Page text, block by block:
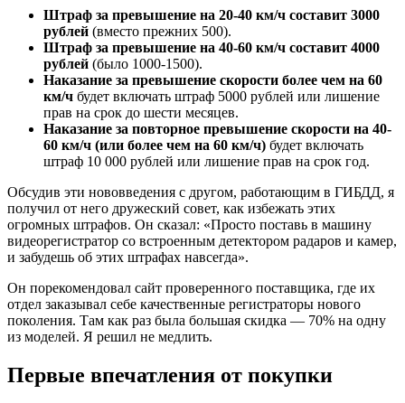
Штраф за превышение на 20-40 км/ч составит 3000
рублей (вместо прежних 500).
Штраф за превышение на 40-60 км/ч составит 4000
рублей (было 1000-1500).
Наказание за превышение скорости более чем на 60
км/ч будет включать штраф 5000 рублей или лишение
прав на срок до шести месяцев.
Наказание за повторное превышение скорости на 40-
60 км/ч (или более чем на 60 км/ч) будет включать
штраф 10 000 рублей или лишение прав на срок год.
Обсудив эти нововведения с другом, работающим в ГИБДД, я
получил от него дружеский совет, как избежать этих
огромных штрафов. Он сказал: «Просто поставь в машину
видеорегистратор со встроенным детектором радаров и камер,
и забудешь об этих штрафах навсегда».
Он порекомендовал сайт проверенного поставщика, где их
отдел заказывал себе качественные регистраторы нового
поколения. Там как раз была большая скидка — 70% на одну
из моделей. Я решил не медлить.
Первые впечатления от покупки